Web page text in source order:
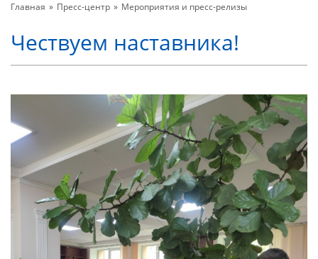
Главная Пресс-центр Мероприятия и пресс-релизы
Чествуем наставника!